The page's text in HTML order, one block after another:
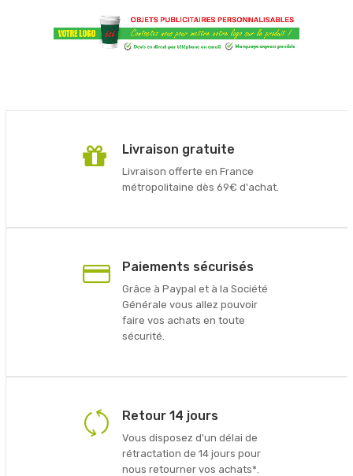
Livraison gratuite
Livraison offerte en France
métropolitaine dès 69€ d'achat.
Paiements sécurisés
Grâce à Paypal et à la Société
Générale vous allez pouvoir
faire vos achats en toute
sécurité.
Retour 14 jours
Vous disposez d'un délai de
rétractation de 14 jours pour
nous retourner vos achats*.